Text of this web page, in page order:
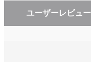
ユーザーレビュー